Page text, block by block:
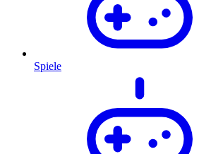
Spiele